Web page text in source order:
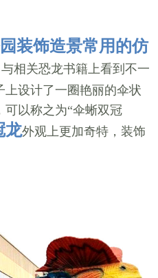
装饰造景常用的仿
相关恐龙书籍上看到不一
上设计了一圈艳丽的伞状
以称之为“伞蜥双冠
龙外观上更加奇特，装饰